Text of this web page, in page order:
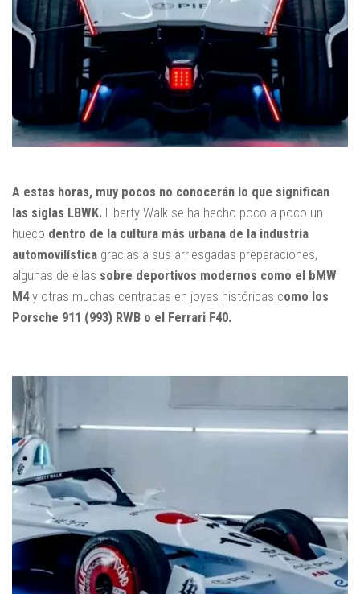
A estas horas, muy pocos no conocerán lo que significan
las siglas LBWK. Liberty Walk se ha hecho poco a poco un
hueco dentro de la cultura más urbana de la industria
automovilística gracias a sus arriesgadas preparaciones,
algunas de ellas sobre deportivos modernos como el bMW
M4y otras muchas centradas en joyas históricas como los
Porsche 911 (993) RWB o el Ferrari F40.